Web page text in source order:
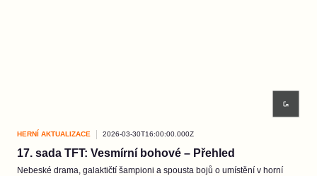
HERNÍ AKTUALIZACE 2026-03-30T16:00:00.000Z
17. sada TFT: Vesmírní bohové – Přehled
Nebeské drama, galaktičtí šampioni a spousta bojů o umístění v horní